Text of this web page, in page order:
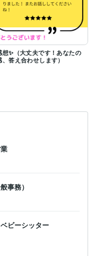
想✨（大丈夫です！あなたの
、答え合わせします）
事務）
ビーシッター